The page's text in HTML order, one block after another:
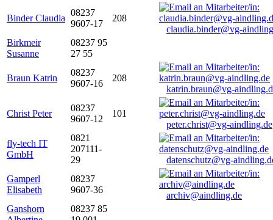
Binder Claudia
08237
9607-17
208
claudia.binder@vg-
Birkmeir
Susanne
08237 95
27 55
Braun Katrin
08237
9607-16
208
katrin.braun@vg-
Christ Peter
08237
9607-12
101
peter.christ@vg-aindling.de
fly-tech IT
GmbH
0821
207111-
29
datenschutz@vg-
Gamperl
Elisabeth
08237
9607-36
archiv@aindling.de
Ganshorn
08237 85